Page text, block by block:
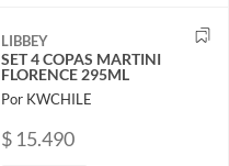
LIBBEY
SET 4 COPAS MARTINI
FLORENCE 295ML
Por KWCHILE
$ 15.490